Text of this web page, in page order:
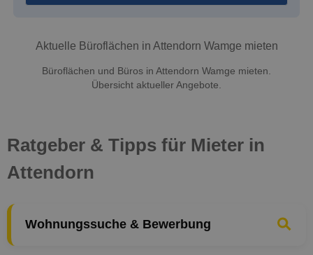
Aktuelle Büroflächen in Attendorn Wamge mieten
Büroflächen und Büros in Attendorn Wamge mieten.
Übersicht aktueller Angebote.
Ratgeber & Tipps für Mieter in
Attendorn
Wohnungssuche & Bewerbung